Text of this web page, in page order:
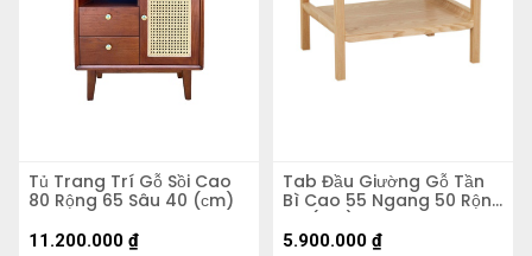
Tủ Trang Trí Gỗ Sồi Cao
80 Rộng 65 Sâu 40 (сm)
11.200.000 ₫
Tab Đầu Giường Gỗ Tần
Bì Cao 55 Ngang 50 Rộng
40 (cm)
5.900.000 ₫